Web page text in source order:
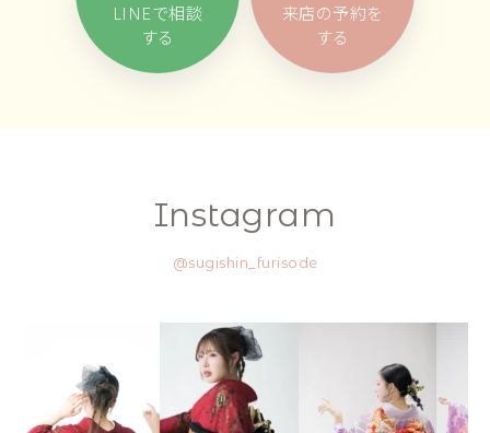
来店の予約を
する
LINEで相談
する
Instagram
@sugishin_furisode